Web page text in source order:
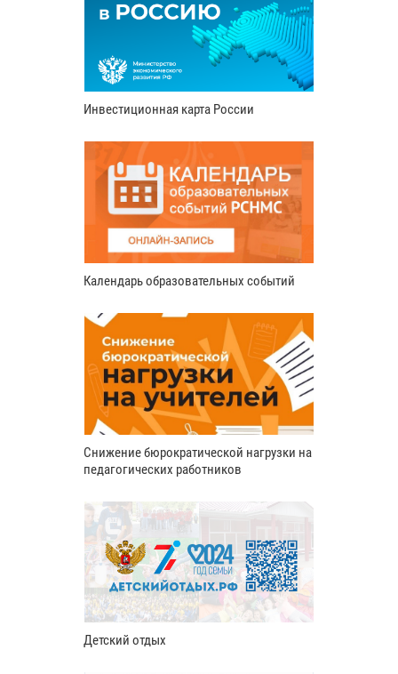
Инвестиционная карта России
Календарь образовательных событий
Снижение бюрократической нагрузки на
педагогических работников
Детский отдых